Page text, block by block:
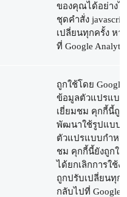
ของคุณได้อย่างไ
ชุดคำสั่ง
เปลี่ยนทุกครั้ง ห
ที่ Google
ถูกใช้โดย Google
ข้อมูลตัวแปรแบบ
เยี่ยมชม คุกกี้นี้ถู
พัฒนาใช้รูปแบบ
ตัวแปรแบบกำหน
ชม คุกกี้นี้ยังถูกใช้
ได้ยกเลิกการใช้
ถูกปรับเปลี่ยนทุก
กลับไปที่ Google